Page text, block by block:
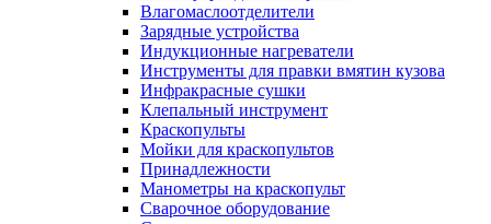
Влагомаслоотделители
Зарядные устройства
Индукционные нагреватели
Инструменты для правки вмятин кузова
Инфракрасные сушки
Клепальный инструмент
Краскопульты
Мойки для краскопультов
Принадлежности
Манометры на краскопульт
Сварочное оборудование